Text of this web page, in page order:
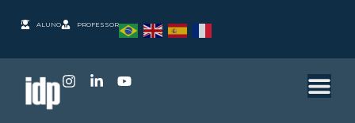
ALUNO PROFESSOR